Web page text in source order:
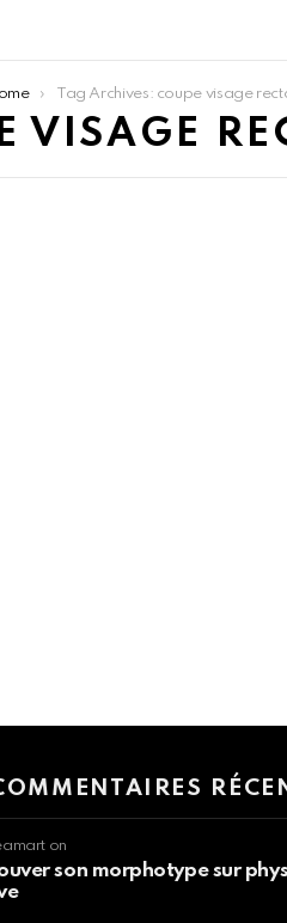
Tag Archives: coupe visage
VISAGE
on
son morphotype sur